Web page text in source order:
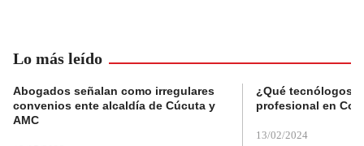
Lo más leído
Abogados señalan como irregulares
convenios ente alcaldía de Cúcuta y
AMC
¿Qué tecnólogos
profesional en
13/02/2024